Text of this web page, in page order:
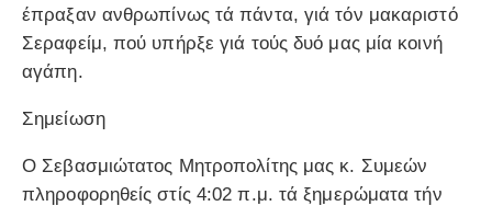
έπραξαν ανθρωπίνως τά πάντα, γιά τόν μακαριστό
Σεραφείμ, πού υπήρξε γιά τούς δυό μας μία κοινή
αγάπη.
Σημείωση
Ο Σεβασμιώτατος Μητροπολίτης μας κ. Συμεών
πληροφορηθείς στίς 4:02 π.μ. τά ξημερώματα τήν